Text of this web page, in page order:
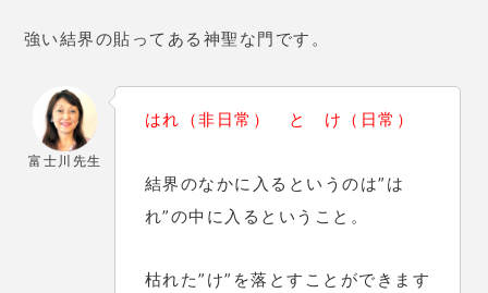
強い結界の貼ってある神聖な門です。
富士川先生
はれ（非日常） と け（日常）
結界のなかに入るというのは”は
れ”の中に入るということ。
枯れた”け”を落とすことができます